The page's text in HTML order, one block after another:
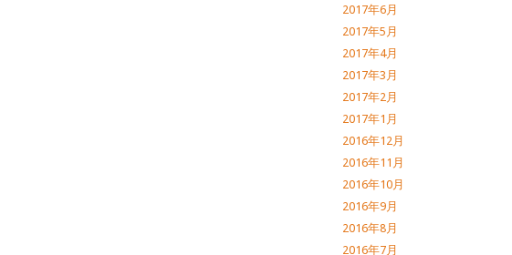
2017年6月
2017年5月
2017年4月
2017年3月
2017年2月
2017年1月
2016年12月
2016年11月
2016年10月
2016年9月
2016年8月
2016年7月